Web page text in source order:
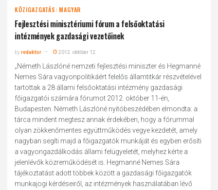
KÖZIGAZGATÁS: MAGYAR
Fejlesztési minisztériumi fórum a felsőoktatási
intézmények gazdasági vezetőinek
byredaktor 2012. október 12.
„Németh Lászlóné nemzeti fejlesztési miniszter és Hegmanné
Nemes Sára vagyonpolitikáért felelős államtitkár részvételével
tartottak a 28 állami felsőoktatási intézmény gazdasági
főigazgatói számára fórumot 2012. október 11-én,
Budapesten. Németh Lászlóné nyitóbeszédében elmondta: a
tárca mindent megtesz annak érdekében, hogy a fórummal
olyan zökkenőmentes együttműködés vegye kezdetét, amely
nagyban segíti majd a főigazgatók munkáját és egyben erősíti
a vagyongazdálkodás állami felügyeletét, melyhez kérte a
jelenlévők közreműködését is. Hegmanné Nemes Sára
tájékoztatást adott többek között a gazdasági főigazgatók
munkajogi kérdéseiről, az intézmények használatában lévő